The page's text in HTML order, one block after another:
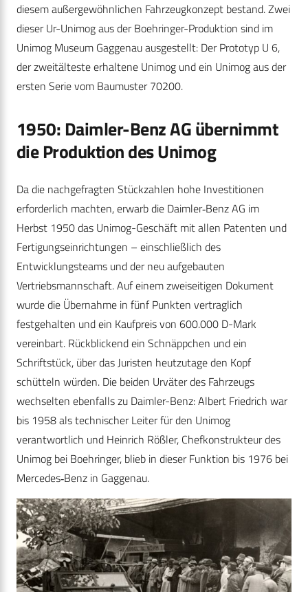
diesem außergewöhnlichen Fahrzeugkonzept bestand. Zwei
dieser Ur-Unimog aus der Boehringer-Produktion sind im
Unimog Museum Gaggenau ausgestellt: Der Prototyp U 6,
der zweitälteste erhaltene Unimog und ein Unimog aus der
ersten Serie vom Baumuster 70200.
1950: Daimler-Benz AG übernimmt
die Produktion des Unimog
Da die nachgefragten Stückzahlen hohe Investitionen
erforderlich machten, erwarb die Daimler‑Benz AG im
Herbst 1950 das Unimog-Geschäft mit allen Patenten und
Fertigungseinrichtungen – einschließlich des
Entwicklungsteams und der neu aufgebauten
Vertriebsmannschaft. Auf einem zweiseitigen Dokument
wurde die Übernahme in fünf Punkten vertraglich
festgehalten und ein Kaufpreis von 600.000 D-Mark
vereinbart. Rückblickend ein Schnäppchen und ein
Schriftstück, über das Juristen heutzutage den Kopf
schütteln würden. Die beiden Urväter des Fahrzeugs
wechselten ebenfalls zu Daimler-Benz: Albert Friedrich war
bis 1958 als technischer Leiter für den Unimog
verantwortlich und Heinrich Rößler, Chefkonstrukteur des
Unimog bei Boehringer, blieb in dieser Funktion bis 1976 bei
Mercedes‑Benz in Gaggenau.